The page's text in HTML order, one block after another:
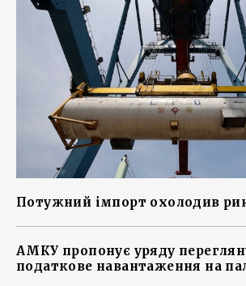
Потужний імпорт охолодив
АМКУ пропонує уряду
податкове навантаження на